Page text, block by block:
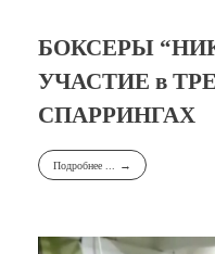
БОКСЕРЫ
УЧАСТИЕ в
СПАРРИНГАХ
Подробнее ...